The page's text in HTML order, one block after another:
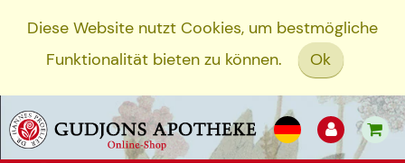
Diese Website nutzt Cookies, um bestmögliche
Funktionalität bieten zu können.
Ok